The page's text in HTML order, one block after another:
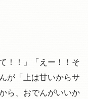
！！」「えー！！そ
が「上は甘いからサ
ら、おでんがいいか